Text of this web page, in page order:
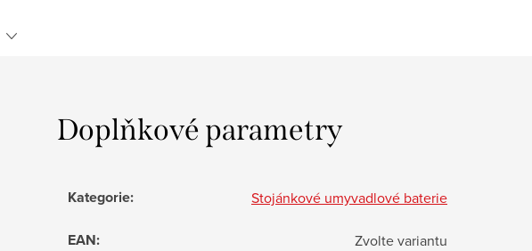
Doplňkové parametry
Kategorie: Stojánkové umyvadlové baterie
EAN: Zvolte variantu